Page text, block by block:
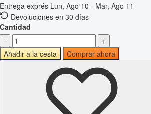
Entrega exprés Lun, Ago 10 - Mar, Ago 11
Devoluciones en 30 días
Cantidad
-
+
Añadir a la cesta
Comprar ahora